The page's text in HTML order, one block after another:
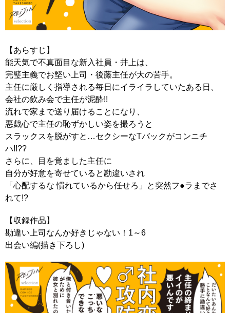
【あらすじ】
能天気で不真面目な新入社員・井上は、
完璧主義でお堅い上司・後藤主任が大の苦手。
主任に厳しく指導される毎日にイライラしていたある日、
会社の飲み会で主任が泥酔!!
流れで家まで送り届けることになり、
悪戯心で主任の恥ずかしい姿を撮ろうと
スラックスを脱がすと…セクシーなTバックがコンニチ
ハ!!??
さらに、目を覚ました主任に
自分が好意を寄せていると勘違いされ
「心配するな 慣れているから任せろ」と突然フ●ラまでさ
れて!?
【収録作品】
勘違い上司なんか好きじゃない！1～6
出会い編(描き下ろし)